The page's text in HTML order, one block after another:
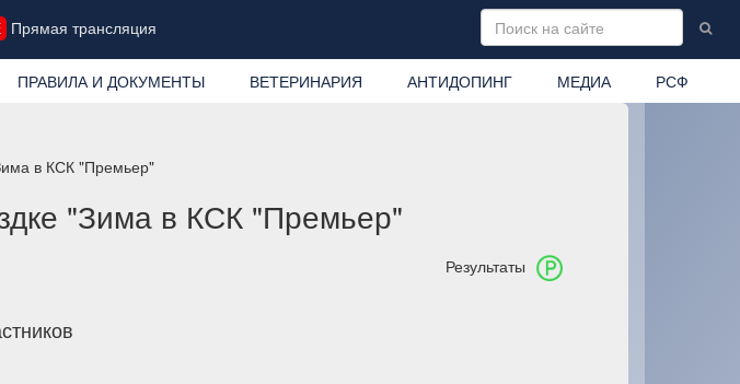
Прямая трансляция
ПРАВИЛА И ДОКУМЕНТЫ ВЕТЕРИНАРИЯ АНТИДОПИНГ МЕДИА РСФ
в КСК "Премьер"
"Зима в КСК "Премьер"
Результаты